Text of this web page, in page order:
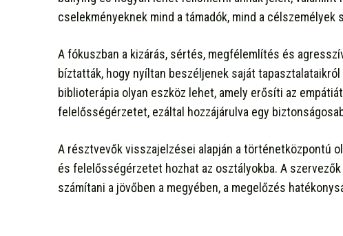
cselekményeknek mind a támadók, mind a célszemélyek
A fókuszban a kizárás, sértés, megfélemlítés és
bíztatták, hogy nyíltan beszéljenek saját
biblioterápia olyan eszköz lehet, amely erősíti az
felelősségérzetet, ezáltal hozzájárulva egy
A résztvevők visszajelzései alapján a történetközpontú
és felelősségérzetet hozhat az osztályokba. A
számítani a jövőben a megyében, a megelőzés